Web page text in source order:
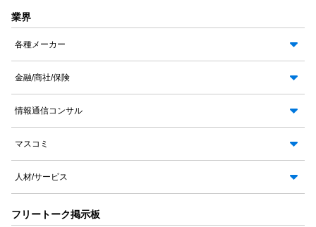
業界
各種メーカー
金融/商社/保険
情報通信コンサル
マスコミ
人材/サービス
フリートーク掲示板